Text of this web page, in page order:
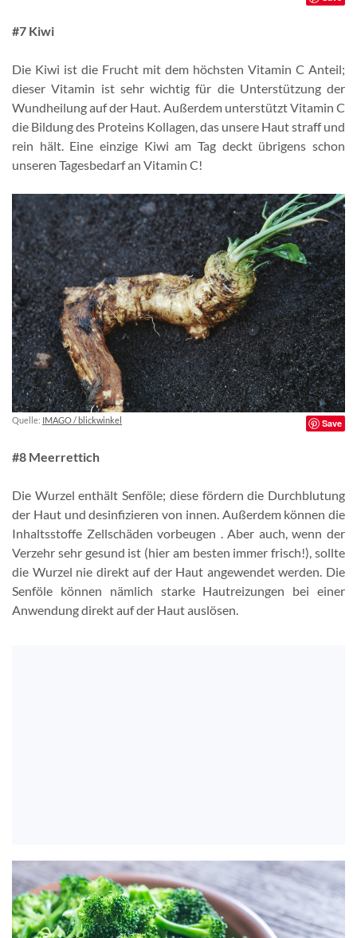
#7 Kiwi
Die Kiwi ist die Frucht mit dem höchsten Vitamin C Anteil;
dieser Vitamin ist sehr wichtig für die Unterstützung der
Wundheilung auf der Haut. Außerdem unterstützt Vitamin C
die Bildung des Proteins Kollagen, das unsere Haut straff und
rein hält. Eine einzige Kiwi am Tag deckt übrigens schon
unseren Tagesbedarf an Vitamin C!
Quelle: IMAGO / blickwinkel Save
#8 Meerrettich
Die Wurzel enthält Senföle; diese fördern die Durchblutung
der Haut und desinfizieren von innen. Außerdem können die
Inhaltsstoffe Zellschäden vorbeugen . Aber auch, wenn der
Verzehr sehr gesund ist (hier am besten immer frisch!), sollte
die Wurzel nie direkt auf der Haut angewendet werden. Die
Senföle können nämlich starke Hautreizungen bei einer
Anwendung direkt auf der Haut auslösen.